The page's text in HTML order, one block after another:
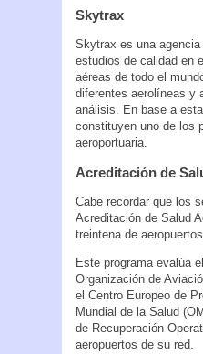
Skytrax
Skytrax es una
estudios de calidad en
aéreas de todo el
diferentes aerolíneas y
análisis. En base a
constituyen uno de los
aeroportuaria.
Acreditación de
Cabe recordar que los
Acreditación de Salud
treintena de
Este programa evalúa
Organización de
el Centro Europeo de
Mundial de la Salud
de Recuperación
aeropuertos de su red.